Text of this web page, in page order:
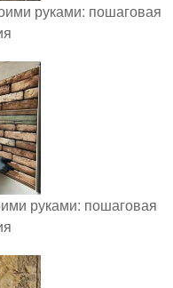
руками: пошаговая
руками: пошаговая